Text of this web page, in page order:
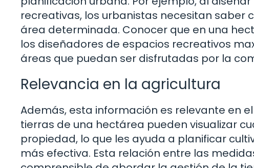
recreativas, los urbanistas necesitan saber
área determinada. Conocer que en una
los diseñadores de espacios recreativos
áreas que puedan ser disfrutadas por la
Relevancia en la agricultura
Además, esta información es relevante en
tierras de una hectárea pueden visualizar
propiedad, lo que les ayuda a planificar
más efectiva. Esta relación entre las